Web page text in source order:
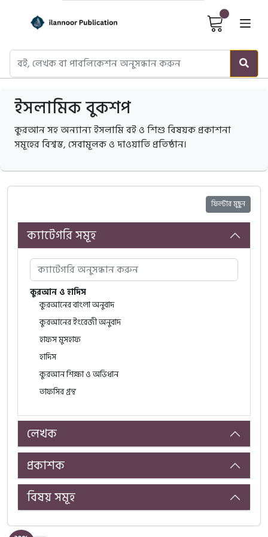
Cart
ইসলামিক বুকশপ
কুরআন সহ অন্যান্য ইসলামি বই ও শিশু বিষয়ক প্রকাশনা
সমূহের বিশ্বস্ত, সেবামূলক ও দাওয়াতি প্রতিষ্ঠান।
ফিল্টার মুছুন
ক্যাটেগরি সমূহ
কুরআন ও হাদিস
কুরআনের বাংলা অনুবাদ
কুরআনের ইংরেজী অনুবাদ
হাফস মুসহাফ
হাদিস
কুরআন শিক্ষা ও অভিধান
তাফসির গ্রন্থ
AL-HIDAYAH | Islamic Studies
মহিমান্বিত কুরআন
সবার জন্য আরবি
আল আরাবিয়্যাতু বাইনা ইয়াদায়িক
শিক্ষকদের বইসমূহ
শিক্ষার্থীদের বইসমূহ
শিক্ষকদের বইসমূহ
লেখক
প্রকাশক
বিষয় সমূহ